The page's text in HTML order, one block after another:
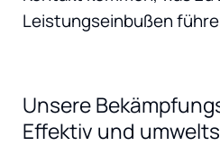
Leistungseinbußen
Unsere
Effektiv und